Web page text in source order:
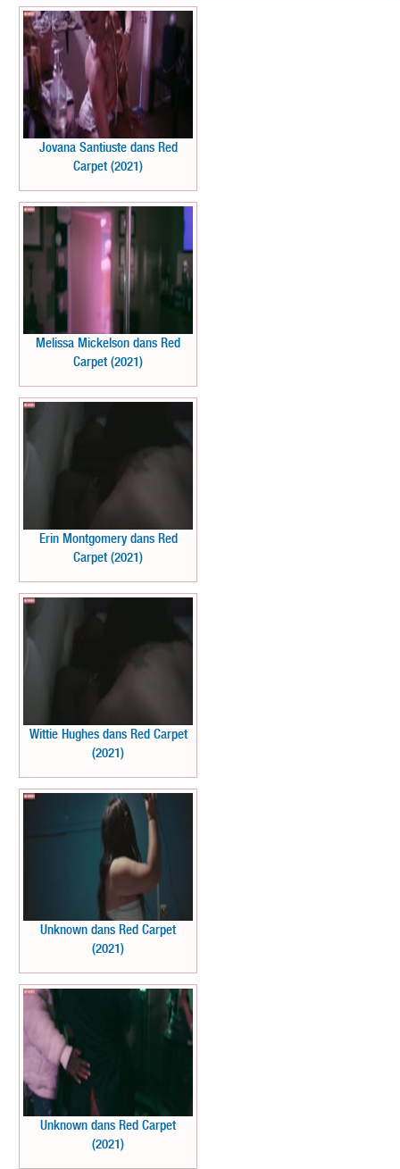
Jovana Santiuste dans Red
Carpet (2021)
Melissa Mickelson dans Red
Carpet (2021)
Erin Montgomery dans Red
Carpet (2021)
Wittie Hughes dans Red Carpet
(2021)
Unknown dans Red Carpet
(2021)
Unknown dans Red Carpet
(2021)